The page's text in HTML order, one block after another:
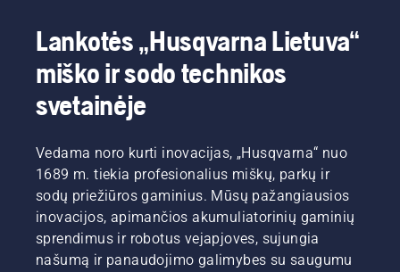
Lankotės „Husqvarna Lietuva“
miško ir sodo technikos
svetainėje
Vedama noro kurti inovacijas, „Husqvarna“ nuo
1689 m. tiekia profesionalius miškų, parkų ir
sodų priežiūros gaminius. Mūsų pažangiausios
inovacijos, apimančios akumuliatorinių gaminių
sprendimus ir robotus vejapjoves, sujungia
našumą ir panaudojimo galimybes su saugumu